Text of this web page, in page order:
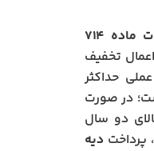
۷۱۴
تخفیف
حداکثر
است؛ در صورت
دو سال
پرداختدیه